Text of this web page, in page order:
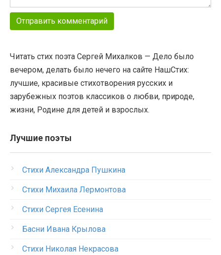
Читать стих поэта Сергей Михалков — Дело было
вечером, делать было нечего на сайте НашСтих:
лучшие, красивые стихотворения русских и
зарубежных поэтов классиков о любви, природе,
жизни, Родине для детей и взрослых.
Лучшие поэты
Стихи Александра Пушкина
Стихи Михаила Лермонтова
Стихи Сергея Есенина
Басни Ивана Крылова
Стихи Николая Некрасова